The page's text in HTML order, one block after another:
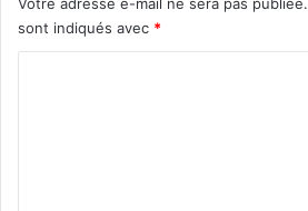
Votre adresse e-mail ne sera pas publiée.
sont indiqués avec *